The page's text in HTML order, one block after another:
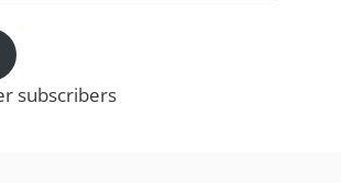
subscribers